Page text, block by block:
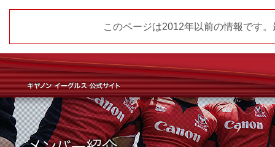
このページは2012年以前の情報です